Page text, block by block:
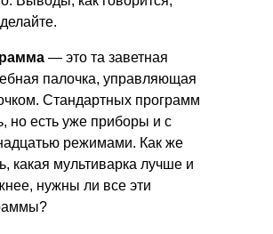
— это та заветная
палочка, управляющая
Стандартных программ
но есть уже приборы и с
режимами. Как же
какая мультиварка лучше и
нужны ли все эти